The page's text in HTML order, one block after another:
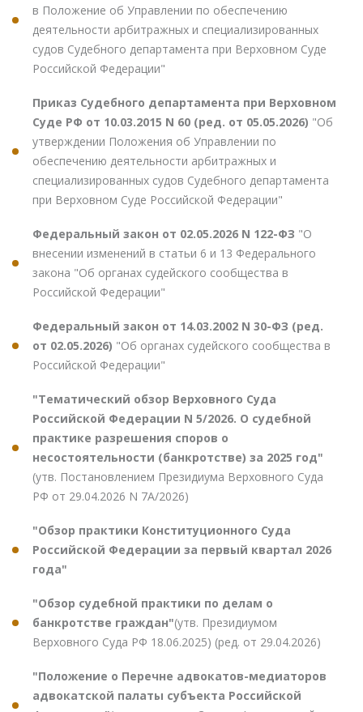
в Положение об Управлении по обеспечению
деятельности арбитражных и специализированных
судов Судебного департамента при Верховном Суде
Российской Федерации"
Приказ Судебного департамента при Верховном
Суде РФ от 10.03.2015 N 60 (ред. от 05.05.2026) "Об
утверждении Положения об Управлении по
обеспечению деятельности арбитражных и
специализированных судов Судебного департамента
при Верховном Суде Российской Федерации"
Федеральный закон от 02.05.2026 N 122-ФЗ "О
внесении изменений в статьи 6 и 13 Федерального
закона "Об органах судейского сообщества в
Российской Федерации"
Федеральный закон от 14.03.2002 N 30-ФЗ (ред.
от 02.05.2026) "Об органах судейского сообщества в
Российской Федерации"
"Тематический обзор Верховного Суда
Российской Федерации N 5/2026. О судебной
практике разрешения споров о
несостоятельности (банкротстве) за 2025 год"
(утв. Постановлением Президиума Верховного Суда
РФ от 29.04.2026 N 7А/2026)
"Обзор практики Конституционного Суда
Российской Федерации за первый квартал 2026
года"
"Обзор судебной практики по делам о
банкротстве граждан"(утв. Президиумом
Верховного Суда РФ 18.06.2025) (ред. от 29.04.2026)
"Положение о Перечне адвокатов-медиаторов
адвокатской палаты субъекта Российской